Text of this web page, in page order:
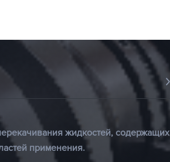
жидкостей, содержащих
применения.